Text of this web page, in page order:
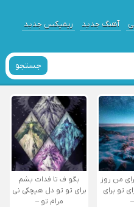
آهنگ جدید ریمیکس جدید
جستجو
من روز
تو برای
بگو ف تا فدات بشم
برای تو تو دل هیچکی نی
مرام تو –